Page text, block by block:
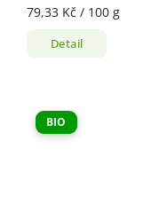
79,33 Kč / 100 g
Detail
BIO